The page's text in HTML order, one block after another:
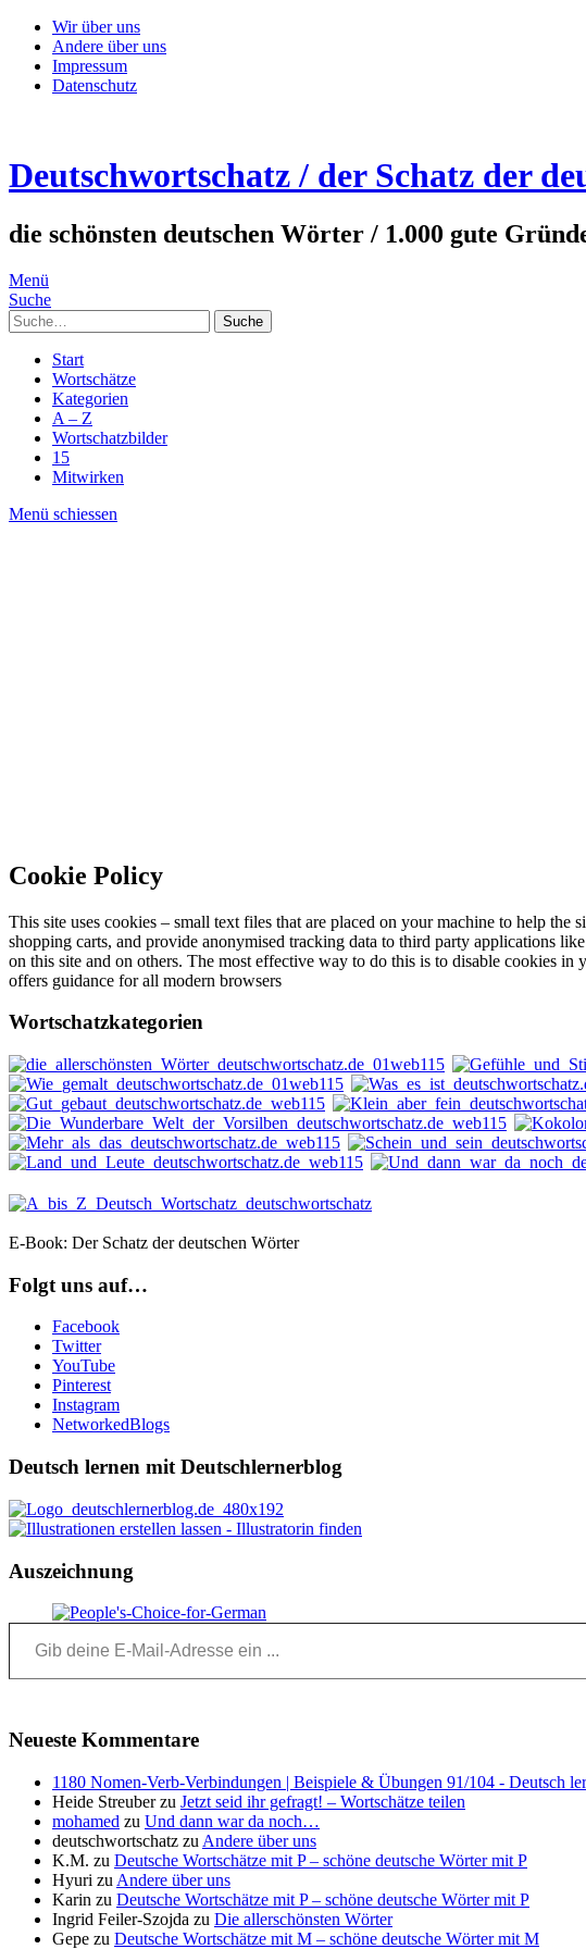
Wir über uns
Andere über uns
Impressum
Datenschutz
Deutschwortschatz / der Schatz der
die schönsten deutschen Wörter / 1.000 gute
Menü
Suche
Suche
Start
Wortschätze
Kategorien
A – Z
Wortschatzbilder
15
Mitwirken
Menü schiessen
Cookie Policy
This site uses cookies – small text files that are placed on your machine to help
shopping carts, and provide anonymised tracking data to third party applications
on this site and on others. The most effective way to do this is to disable cookies
offers guidance for all modern browsers
Wortschatzkategorien
E-Book: Der Schatz der deutschen Wörter
Folgt uns auf…
Facebook
Twitter
YouTube
Pinterest
Instagram
NetworkedBlogs
Deutsch lernen mit Deutschlernerblog
Auszeichnung
Gib deine E-Mail-Adresse ein ...
Neueste Kommentare
1180 Nomen-Verb-Verbindungen | Beispiele & Übungen 91/104 - Deutsch
Heide Streuberzu Jetzt seid ihr gefragt! – Wortschätze teilen
mohamed zu Und dann war da noch…
deutschwortschatz zu Andere über uns
K.M. zu Deutsche Wortschätze mit P – schöne deutsche Wörter mit P
Hyuri zu Andere über uns
Karin zu Deutsche Wortschätze mit P – schöne deutsche Wörter mit P
Ingrid Feiler-Szojda zu Die allerschönsten Wörter
Gepe zu Deutsche Wortschätze mit M – schöne deutsche Wörter mit M